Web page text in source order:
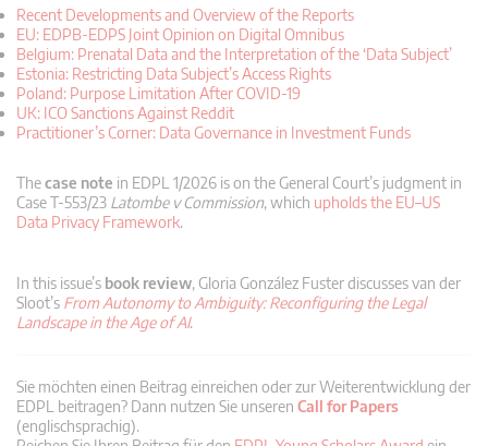
Recent Developments and Overview of the Reports
EU: EDPB-EDPS Joint Opinion on Digital Omnibus
Belgium: Prenatal Data and the Interpretation of the ‘Data Subject’
Estonia: Restricting Data Subject’s Access Rights
Poland: Purpose Limitation After COVID-19
UK: ICO Sanctions Against Reddit
Practitioner’s Corner: Data Governance in Investment Funds
Thecase note in EDPL 1/2026 is on the General Court’s judgment in
Case T-553/23 Latombe v Commission, which upholds the EU–US
Data Privacy Framework.
In this issue’s book review, Gloria González Fuster discusses van der
Sloot’s From Autonomy to Ambiguity: Reconfiguring the Legal
Landscape in the Age of AI.
Sie möchten einen Beitrag einreichen oder zur Weiterentwicklung der
EDPL beitragen? Dann nutzen Sie unseren Call for Papers
(englischsprachig).